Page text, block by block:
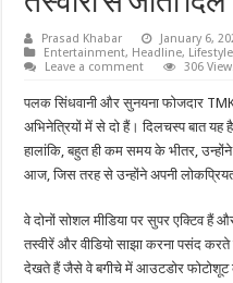
Prasad Khabar
January 6,
Entertainment, Headline, Lifestyle
Leave a comment
306
पलक सिंधवानी और सुनयना फोजदार
अभिनेत्रियों में से दो हैं। दिलचस्प बात यह
हालांकि, बहुत ही कम समय के भीतर,
आज, जिस तरह से उन्होंने अपनी
वे दोनों सोशल मीडिया पर सुपर एक्टिव हैं
तस्वीरें और वीडियो साझा करना पसंद
देखते हैं जैसे वे बगीचे में आउटडोर फोटोशूट